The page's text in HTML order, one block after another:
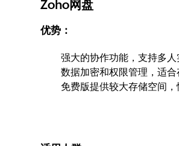
Zoho网盘
优势：
强大的协作功能，支持多人
数据加密和权限管理，适合
免费版提供较大存储空间，